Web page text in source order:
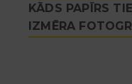
KĀDS PAPĪRS
IZMĒRA